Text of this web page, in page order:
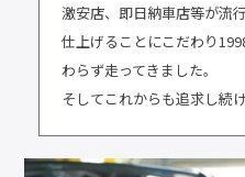
激安店、即日納車店等が流
仕上げることにこだわり
わらず走ってきました。
そしてこれからも追求し続け